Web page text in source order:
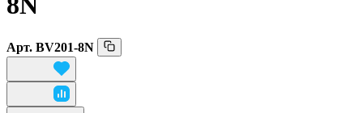
Арт. BV201-8N